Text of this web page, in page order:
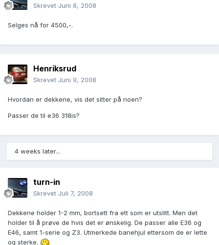
Skrevet Juni 8, 2008
Selges nå for 4500,-.
Henriksrud
Skrevet Juni 9, 2008
Hvordan er dekkene, vis det sitter på noen?
Passer de til e36 318is?
4 weeks later...
turn-in
Skrevet Juli 7, 2008
Dekkene holder 1-2 mm, bortsett fra ett som er utslitt. Men det
holder til å prøve de hvis det er ønskelig. De passer alle E36 og
E46, samt 1-serie og Z3. Utmerkede banehjul ettersom de er lette
og sterke.